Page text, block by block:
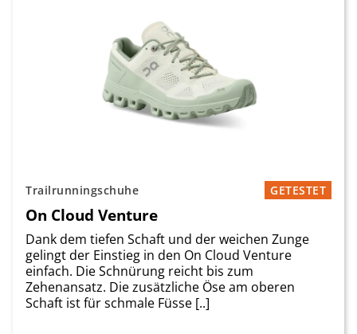
Trailrunningschuhe GETESTET
On Cloud Venture
Dank dem tiefen Schaft und der weichen Zunge
gelingt der Einstieg in den On Cloud Venture
einfach. Die Schnürung reicht bis zum
Zehenansatz. Die zusätzliche Öse am oberen
Schaft ist für schmale Füsse [..]